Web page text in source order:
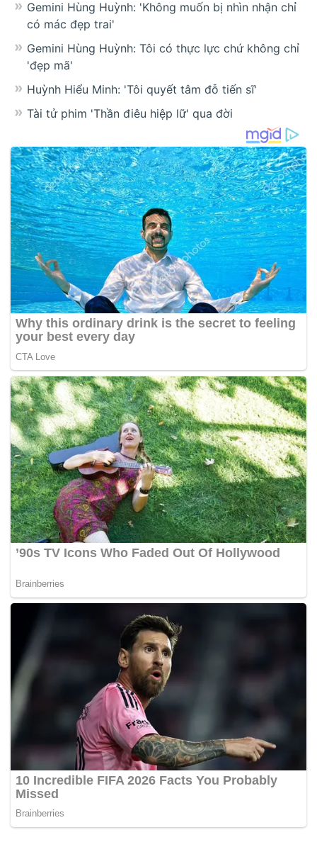
Gemini Hùng Huỳnh: 'Không muốn bị nhìn nhận chỉ
có mác đẹp trai'
Gemini Hùng Huỳnh: Tôi có thực lực chứ không chỉ
'đẹp mã'
Huỳnh Hiểu Minh: 'Tôi quyết tâm đỗ tiến sĩ'
Tài tử phim 'Thần điêu hiệp lữ' qua đời